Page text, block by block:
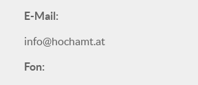
E-Mail:
info@hochamt.at
Fon: